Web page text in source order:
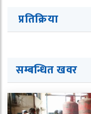
प्रतिक्रिया
सम्बन्धित खवर